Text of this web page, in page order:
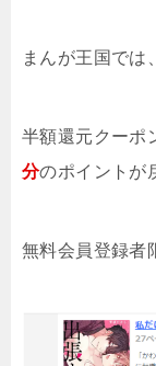
まんが王国では、
半額還元クーポ
分のポイントが
無料会員登録者